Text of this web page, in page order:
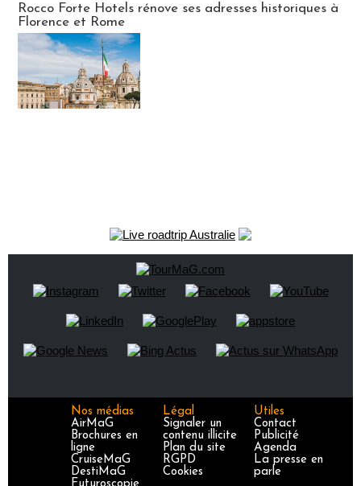
Rocco Forte Hotels rénove ses adresses historiques à
Florence et Rome
Nos médias
AirMaG
Brochures en
ligne
CruiseMaG
DestiMaG
Légal
Signaler un
contenu illicite
Plan du site
RGPD
Cookies
Utiles
Contact
Publicité
Agenda
La presse en
parle